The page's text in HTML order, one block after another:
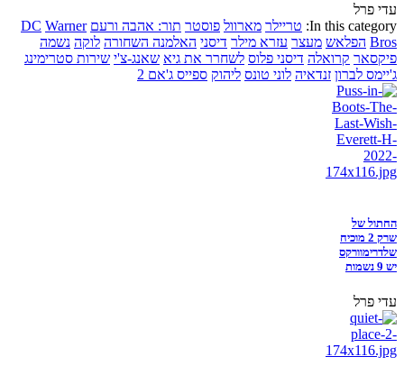
עדי פרל
In this category: טריילר מארוול פוסטר תור: אהבה ורעם DC Warner
Bros הפלאש מעצר עזרא מילר דיסני האלמנה השחורה לוקה נשמה
פיקסאר קרואלה דיסני פלוס לשחרר את גיא שאנג-צ'י שירות סטרימינג
ג'יימס לברון זנדאיה לוני טונס ליהוק ספייס ג'אם 2
החתול של
שרק 2 מוכיח
שלדרימוורקס
יש 9 נשמות
עדי פרל